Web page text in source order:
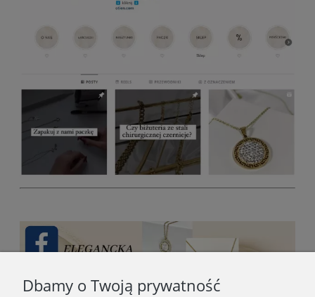
Dbamy o Twoją prywatność